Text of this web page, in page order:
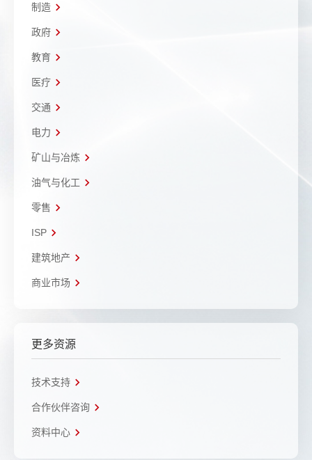
制造
政府
教育
医疗
交通
电力
矿山与冶炼
油气与化工
零售
ISP
建筑地产
商业市场
更多资源
技术支持
合作伙伴咨询
资料中心